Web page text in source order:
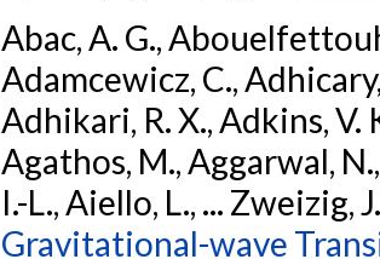
Abac, A. G.,
Adamcewicz, C.,
Adhikari, R. X., Adkins, V.
Agathos, M., Aggarwal,
I.-L., Aiello, L., ... Zweizig,
Gravitational-wave